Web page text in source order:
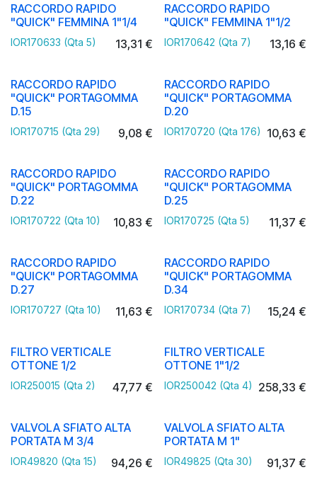
RACCORDO RAPIDO
"QUICK" FEMMINA 1"1/4
IOR170633 (Qta 5) 13,31 €
RACCORDO RAPIDO
"QUICK" FEMMINA 1"1/2
IOR170642 (Qta 7) 13,16 €
RACCORDO RAPIDO
"QUICK" PORTAGOMMA
D.15
IOR170715 (Qta 29) 9,08 €
RACCORDO RAPIDO
"QUICK" PORTAGOMMA
D.20
IOR170720 (Qta 176) 10,63 €
RACCORDO RAPIDO
"QUICK" PORTAGOMMA
D.22
IOR170722 (Qta 10) 10,83 €
RACCORDO RAPIDO
"QUICK" PORTAGOMMA
D.25
IOR170725 (Qta 5) 11,37 €
RACCORDO RAPIDO
"QUICK" PORTAGOMMA
D.27
IOR170727 (Qta 10) 11,63 €
RACCORDO RAPIDO
"QUICK" PORTAGOMMA
D.34
IOR170734 (Qta 7) 15,24 €
FILTRO VERTICALE
OTTONE 1/2
IOR250015 (Qta 2) 47,77 €
FILTRO VERTICALE
OTTONE 1"1/2
IOR250042 (Qta 4) 258,33 €
VALVOLA SFIATO ALTA
PORTATA M 3/4
IOR49820 (Qta 15) 94,26 €
VALVOLA SFIATO ALTA
PORTATA M 1"
IOR49825 (Qta 30) 91,37 €